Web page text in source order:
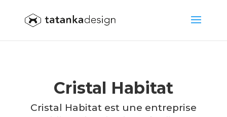
Cristal Habitat
Cristal Habitat est une entreprise